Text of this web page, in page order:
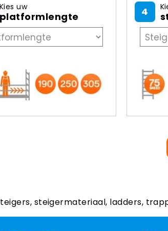
Kies uw
platformlengte 4
steigermateriaal, ladders,